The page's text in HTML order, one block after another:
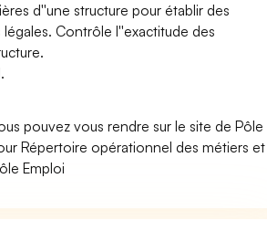
d''une structure pour établir des
Contrôle l''exactitude des
pouvez vous rendre sur le site de Pôle
Répertoire opérationnel des métiers et
Emploi